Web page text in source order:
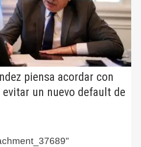
piensa acordar con
evitar un nuevo default de